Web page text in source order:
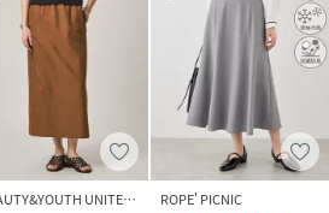
BEAUTY&YOUTH UNITED ARROWS ROPE' PICNIC